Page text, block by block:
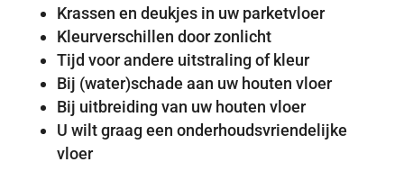
Krassen en deukjes in uw parketvloer
Kleurverschillen door zonlicht
Tijd voor andere uitstraling of kleur
Bij (water)schade aan uw houten vloer
Bij uitbreiding van uw houten vloer
U wilt graag een onderhoudsvriendelijke
vloer